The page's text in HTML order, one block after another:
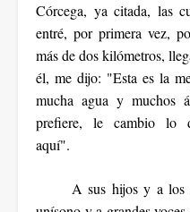
Córcega, ya citada, las
entré, por primera vez,
más de dos kilómetros,
él, me dijo: "Esta es la
mucha agua y muchos
prefiere, le cambio lo
aquí".
A sus hijos y a los